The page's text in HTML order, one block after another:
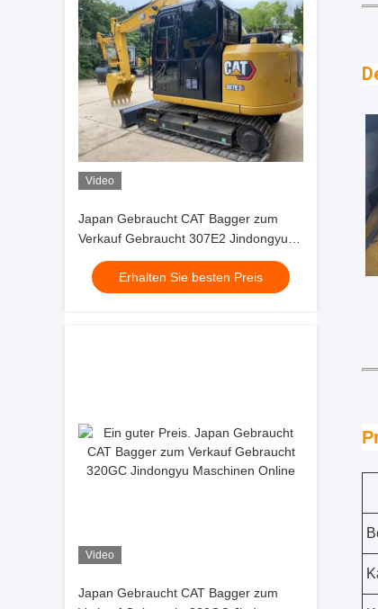
Video
Japan Gebraucht CAT Bagger zum
Verkauf Gebraucht 307E2 Jindongyu
Maschinen
Erhalten Sie besten Preis
Video
Japan Gebraucht CAT Bagger zum